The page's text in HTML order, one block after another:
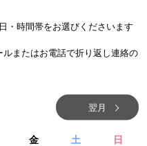
・時間帯をお選びくださいます
またはお電話で折り返し連絡の
翌月
金 土 日